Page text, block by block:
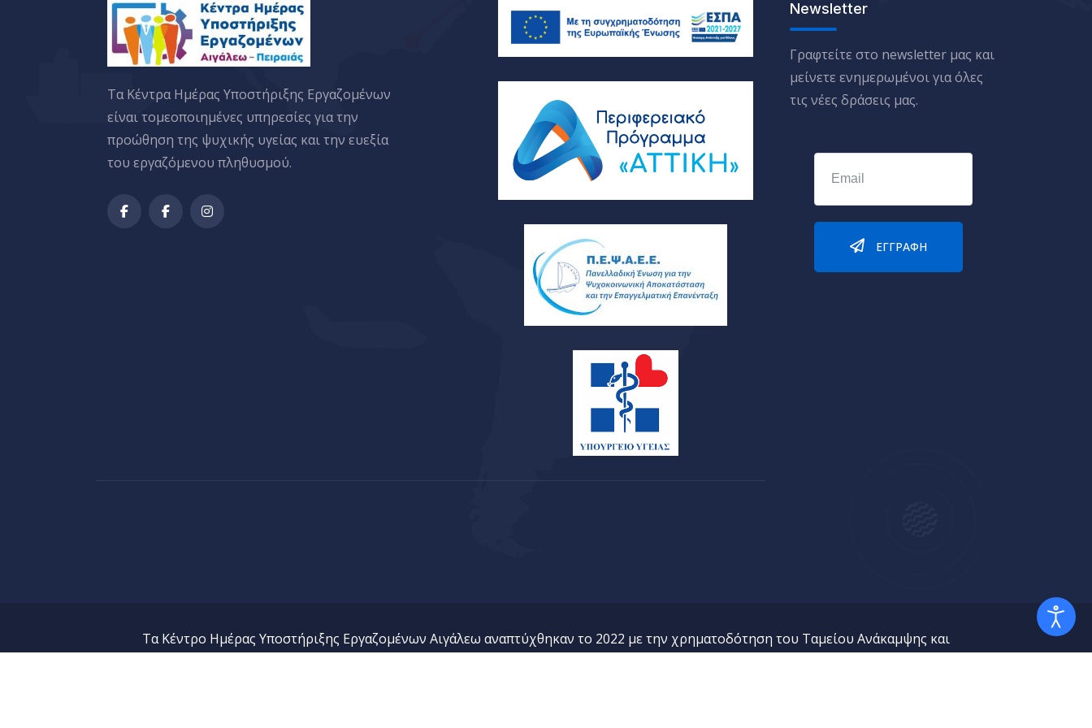
Tα Κέντρα Ημέρας Υποστήριξης Εργαζομένων
είναι τομεοποιημένες υπηρεσίες για την
προώθηση της ψυχικής υγείας και την ευεξία
του εργαζόμενου πληθυσμού.
Newsletter
Γραφτείτε στο newsletter μας και
μείνετε ενημερωμένοι για όλες
τις νέες δράσεις μας.
ΕΓΓΡΑΦΉ
Τα Κέντρο Ημέρας Υποστήριξης Εργαζομένων Αιγάλεω αναπτύχθηκαν το 2022 με την χρηματοδότηση του Ταμείου Ανάκαμψης και